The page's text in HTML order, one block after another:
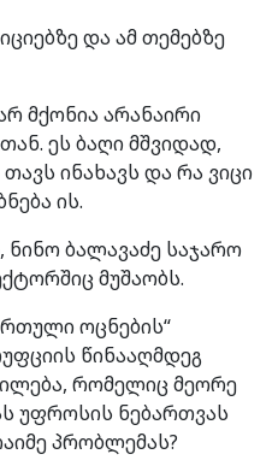
და ამ თემებზე
მქონია არანაირი
ეს ბაღი მშვიდად,
ინახავს და რა ვიცი
ის.
ბალავაძე საჯარო
მუშაობს.
ოცნების“
წინააღმდეგ
რომელიც მეორე
უფროსის ნებართვას
პრობლემას?